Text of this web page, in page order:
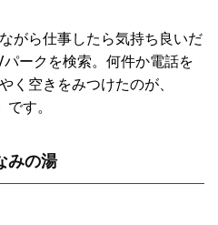
がら仕事したら気持ち良いだ
ークを検索。何件か電話を
く空きをみつけたのが、
す。
みの湯